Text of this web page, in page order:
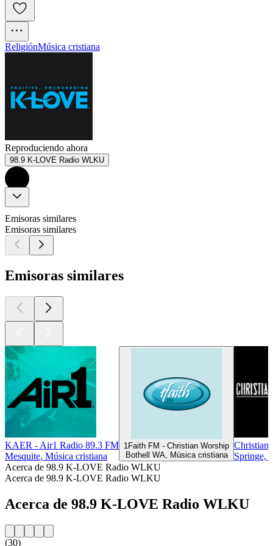
ReligiónMúsica cristiana
Reproduciendo ahora
98.9 K-LOVE Radio WLKU
Emisoras similares
Emisoras similares
Emisoras similares
KAER - Air1 Radio 89.3 FM
Mesquite, Música cristiana
1Faith FM - Christian Worship
Bothell WA, Música cristiana
Christian
Springe,
Acerca de 98.9 K-LOVE Radio WLKU
Acerca de 98.9 K-LOVE Radio WLKU
Acerca de 98.9 K-LOVE Radio WLKU
(30)